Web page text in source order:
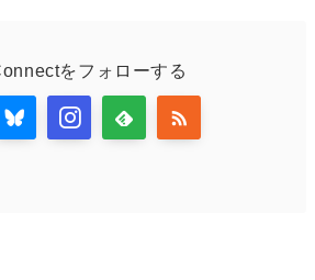
をフォローする